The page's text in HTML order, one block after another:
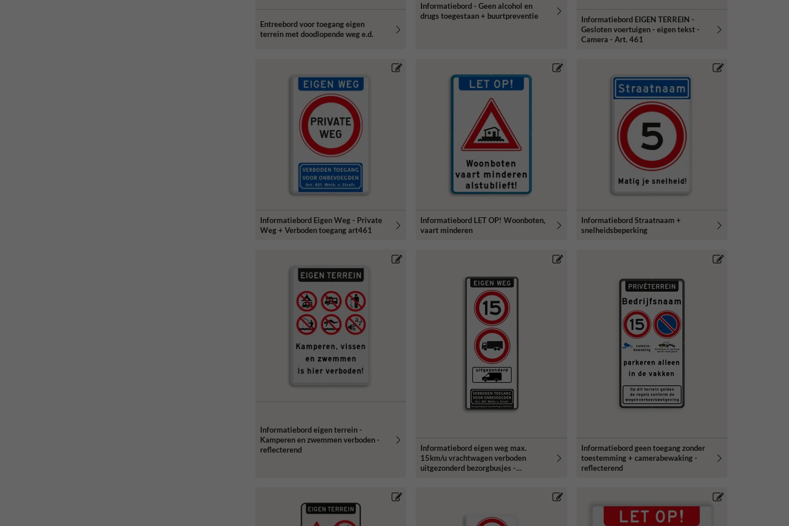
Entreebord voor toegang eigen
terrein met doodlopende weg e.d.
Informatiebord - Geen alcohol en
drugs toegestaan + buurtpreventie
Informatiebord EIGEN TERREIN -
Gesloten voertuigen - eigen tekst -
Camera - Art. 461
Informatiebord Eigen Weg - Private
Weg + Verboden toegang art461
Informatiebord LET OP! Woonboten,
vaart minderen
Informatiebord Straatnaam +
snelheidsbeperking
Informatiebord eigen terrein -
Kamperen en zwemmen verboden -
reflecterend
Informatiebord eigen weg max.
15km/u vrachtwagen verboden
uitgezonderd bezorgbusjes -
Informatiebord geen toegang zonder
toestemming + camerabewaking -
reflecterend